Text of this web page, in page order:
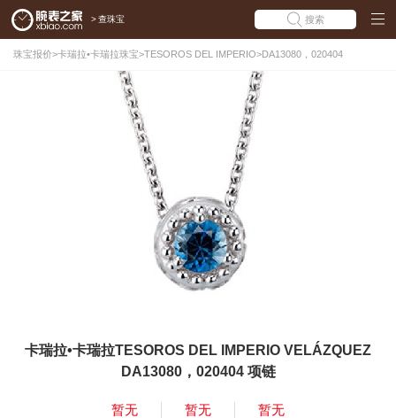
> 查珠宝 搜索
珠宝报价>卡瑞拉•卡瑞拉珠宝>TESOROS DEL IMPERIO>DA13080，020404
卡瑞拉•卡瑞拉TESOROS DEL IMPERIO VELÁZQUEZ
DA13080，020404 项链
暂无 暂无 暂无